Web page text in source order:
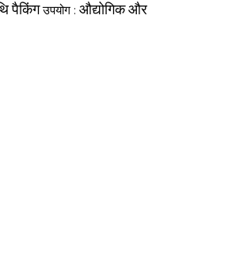
पैकिंग उपयोग : औद्योगिक और